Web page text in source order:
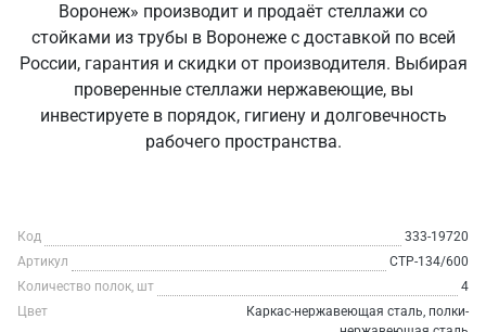
Воронеж» производит и продаёт стеллажи со
стойками из трубы в Воронеже с доставкой по всей
России, гарантия и скидки от производителя. Выбирая
проверенные стеллажи нержавеющие, вы
инвестируете в порядок, гигиену и долговечность
рабочего пространства.
Код
333-19720
Артикул
СТР-134/600
Количество полок, шт
4
Цвет
Каркас-нержавеющая сталь, полки-